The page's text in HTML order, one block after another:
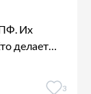
Их
делает
3